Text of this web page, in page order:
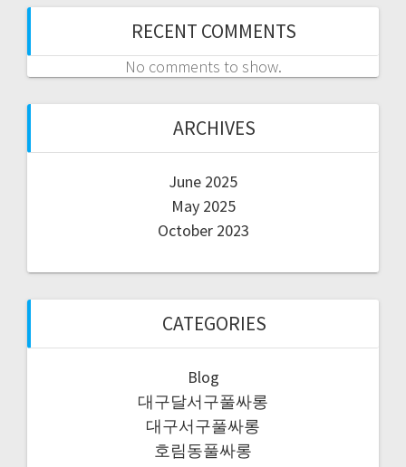
RECENT COMMENTS
No comments to show.
ARCHIVES
June 2025
May 2025
October 2023
CATEGORIES
Blog
대구달서구풀싸롱
대구서구풀싸롱
호림동풀싸롱